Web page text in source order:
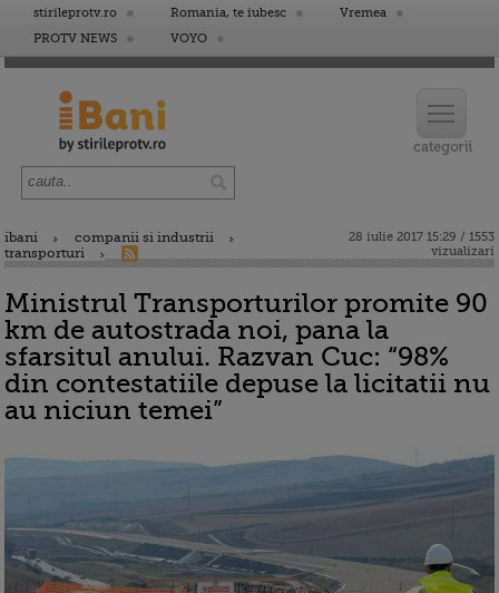
stirileprotv.ro Romania, te iubesc
Vremea
PROTV NEWS
VOYO
ibani
companii si industrii
transporturi
28 iulie 2017 15:29 / 1553
vizualizari
Ministrul Transporturilor promite 90
km de autostrada noi, pana la
sfarsitul anului. Razvan Cuc: “98%
din contestatiile depuse la licitatii nu
au niciun temei”